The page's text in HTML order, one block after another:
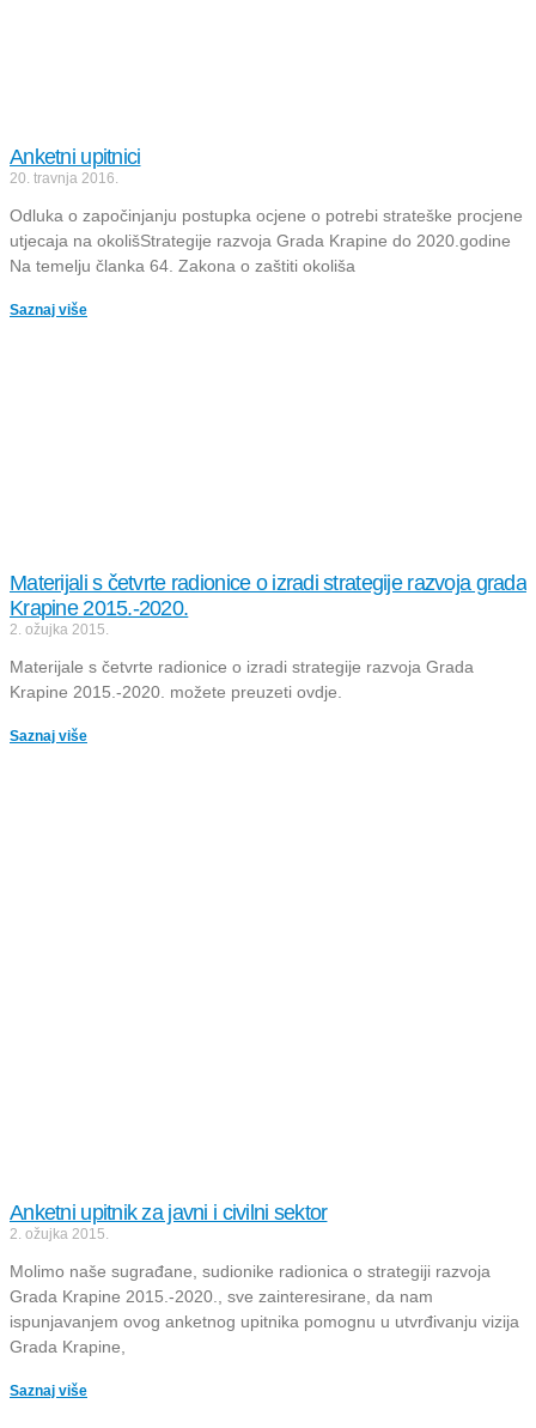
Anketni upitnici
20. travnja 2016.
Odluka o započinjanju postupka ocjene o potrebi strateške procjene
utjecaja na okolišStrategije razvoja Grada Krapine do 2020.godine
Na temelju članka 64. Zakona o zaštiti okoliša
Saznaj više
Materijali s četvrte radionice o izradi strategije razvoja grada
Krapine 2015.-2020.
2. ožujka 2015.
Materijale s četvrte radionice o izradi strategije razvoja Grada
Krapine 2015.-2020. možete preuzeti ovdje.
Saznaj više
Anketni upitnik za javni i civilni sektor
2. ožujka 2015.
Molimo naše sugrađane, sudionike radionica o strategiji razvoja
Grada Krapine 2015.-2020., sve zainteresirane, da nam
ispunjavanjem ovog anketnog upitnika pomognu u utvrđivanju vizija
Grada Krapine,
Saznaj više